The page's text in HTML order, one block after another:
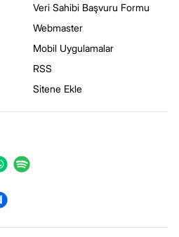
Veri Sahibi Başvuru Formu
Webmaster
Mobil Uygulamalar
RSS
Sitene Ekle